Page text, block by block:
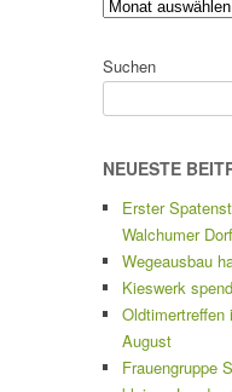
Suchen
NEUESTE
Erster
Walchumer
Wegeausbau
Kieswerk
Oldtimertreffen
August
Frauengruppe